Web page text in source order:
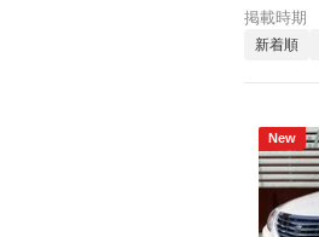
掲載時期
新着順
New